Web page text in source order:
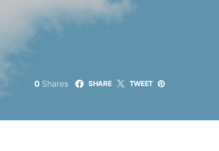
0 Shares SHARE TWEET